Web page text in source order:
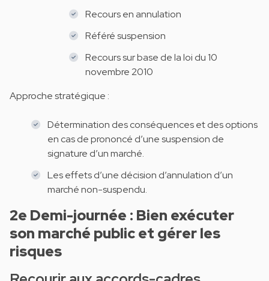
Recours en annulation
Référé suspension
Recours sur base de la loi du 10
novembre 2010
Approche stratégique :
Détermination des conséquences et des options
en cas de prononcé d’une suspension de
signature d’un marché.
Les effets d’une décision d’annulation d’un
marché non-suspendu.
2e Demi-journée : Bien exécuter
son marché public et gérer les
risques